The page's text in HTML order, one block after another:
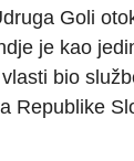
Goli
je kao
bio
Republike